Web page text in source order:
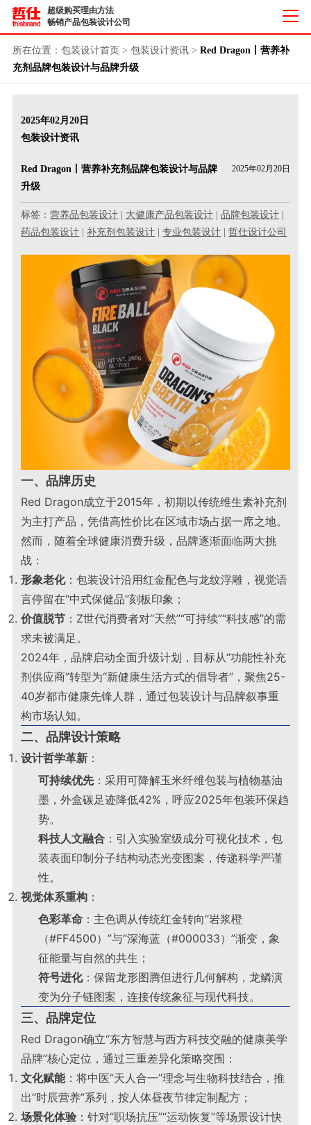
超级购买理由方法
畅销产品包装设计公司
所在位置： 包装设计首页 > 包装设计资讯> Red Dragon丨营养补
充剂品牌包装设计与品牌升级
2025年02月20日
包装设计资讯
Red Dragon丨营养补充剂品牌包装设计与品牌
升级
2025年02月20日
标签：营养品包装设计 大健康产品包装设计 |品牌包装设计
药品包装设计 |补充剂包装设计 |专业包装设计 |哲仕设计公司
一、品牌历史
Red Dragon成立于2015年，初期以传统维生素补充剂
为主打产品，凭借高性价比在区域市场占据一席之地。
然而，随着全球健康消费升级，品牌逐渐面临两大挑
战：
形象老化：包装设计沿用红金配色与龙纹浮雕，视觉语
言停留在“中式保健品”刻板印象；
价值脱节 ：Z世代消费者对“天然”“可持续”“科技感”的需
求未被满足。
2024年，品牌启动全面升级计划，目标从“功能性补充
剂供应商”转型为“新健康生活方式的倡导者”，聚焦25-
40岁都市健康先锋人群，通过包装设计与品牌叙事重
构市场认知。
二、品牌设计策略
设计哲学革新 ：
可持续优先：采用可降解玉米纤维包装与植物基油
墨，外盒碳足迹降低42%，呼应2025年包装环保趋
势。
科技人文融合 ：引入实验室级成分可视化技术，包
装表面印制分子结构动态光变图案，传递科学严谨
性。
视觉体系重构 ：
色彩革命 ：主色调从传统红金转向“岩浆橙
（#FF4500）”与“深海蓝（#000033）”渐变，象
征能量与自然的共生；
符号进化：保留龙形图腾但进行几何解构，龙鳞演
变为分子链图案，连接传统象征与现代科技。
三、品牌定位
Red Dragon确立“东方智慧与西方科技交融的健康美学
品牌”核心定位，通过三重差异化策略突围：
文化赋能：将中医“天人合一”理念与生物科技结合，推
出“时辰营养”系列，按人体昼夜节律定制配方；
场景化体验 ：针对“职场抗压”“运动恢复”等场景设计快